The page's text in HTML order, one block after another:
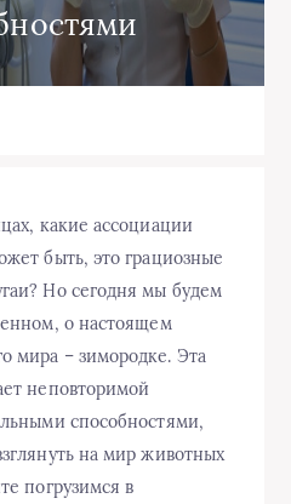
какие ассоциации
быть, это грациозные
Но сегодня мы будем
о настоящем
мира – зимородке. Эта
неповторимой
способностями,
на мир животных
погрузимся в